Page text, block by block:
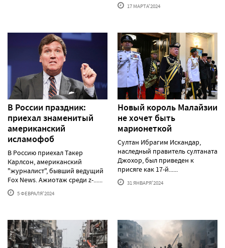
17 МАРТА'2024
В России праздник:
приехал знаменитый
американский
исламофоб
В Россию приехал Такер
Карлсон, американский
"журналист", бывший ведущий
Fox News. Ажиотаж среди z-......
5 ФЕВРАЛЯ'2024
Новый король Малайзии
не хочет быть
марионеткой
Султан Ибрагим Искандар,
наследный правитель султаната
Джохор, был приведен к
присяге как 17-й......
31 ЯНВАРЯ'2024